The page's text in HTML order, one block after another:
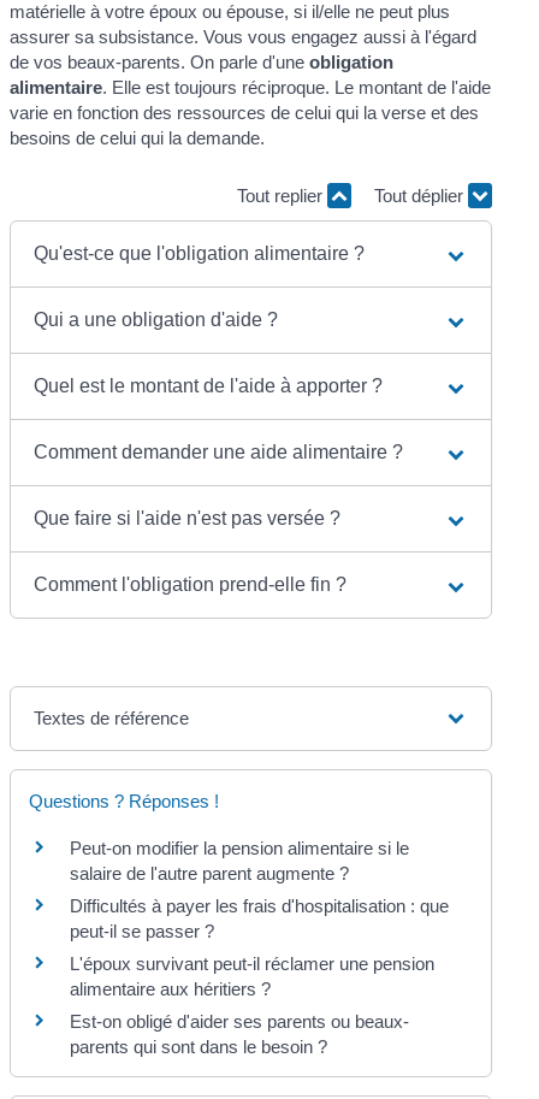
matérielle à votre époux ou épouse, si il/elle ne peut plus
assurer sa subsistance. Vous vous engagez aussi à l'égard
de vos beaux-parents. On parle d'uneobligation
alimentaire. Elle est toujours réciproque. Le montant de l'aide
varie en fonction des ressources de celui qui la verse et des
besoins de celui qui la demande.
Tout replier Tout déplier
Qu'est-ce que l'obligation alimentaire ?
Qui a une obligation d'aide ?
Quel est le montant de l'aide à apporter ?
Comment demander une aide alimentaire ?
Que faire si l'aide n'est pas versée ?
Comment l'obligation prend-elle fin ?
Textes de référence
Questions ? Réponses !
Peut-on modifier la pension alimentaire si le
salaire de l'autre parent augmente ?
Difficultés à payer les frais d'hospitalisation : que
peut-il se passer ?
L'époux survivant peut-il réclamer une pension
alimentaire aux héritiers ?
Est-on obligé d'aider ses parents ou beaux-
parents qui sont dans le besoin ?